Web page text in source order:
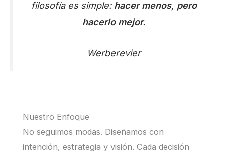
filosofía es simple: hacer menos, pero
hacerlo mejor.
Werberevier
Nuestro Enfoque
No seguimos modas. Diseñamos con
intención, estrategia y visión. Cada decisión